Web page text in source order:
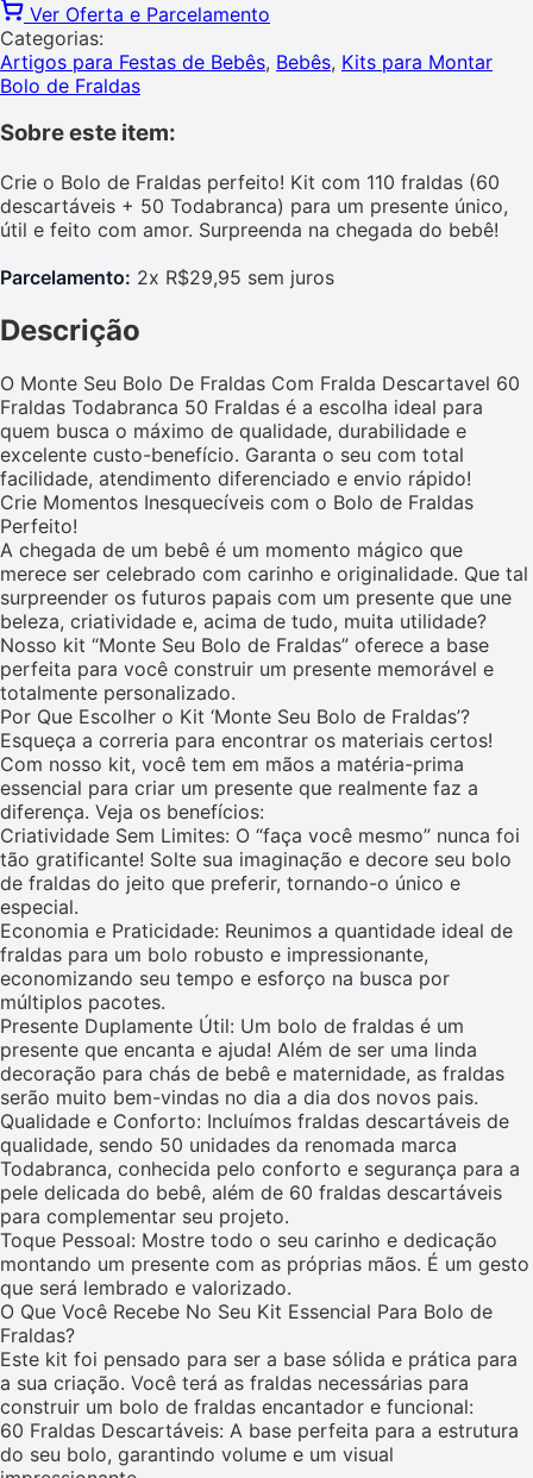
Ver Oferta e Parcelamento
Categorias:
Artigos para Festas de Bebês, Bebês, Kits para Montar
Bolo de Fraldas
Sobre este item:
Crie o Bolo de Fraldas perfeito! Kit com 110 fraldas (60
descartáveis + 50 Todabranca) para um presente único,
útil e feito com amor. Surpreenda na chegada do bebê!
Parcelamento: 2x R$29,95 sem juros
Descrição
O Monte Seu Bolo De Fraldas Com Fralda Descartavel 60
Fraldas Todabranca 50 Fraldas é a escolha ideal para
quem busca o máximo de qualidade, durabilidade e
excelente custo-benefício. Garanta o seu com total
facilidade, atendimento diferenciado e envio rápido!
Crie Momentos Inesquecíveis com o Bolo de Fraldas
Perfeito!
A chegada de um bebê é um momento mágico que
merece ser celebrado com carinho e originalidade. Que tal
surpreender os futuros papais com um presente que une
beleza, criatividade e, acima de tudo, muita utilidade?
Nosso kit “Monte Seu Bolo de Fraldas” oferece a base
perfeita para você construir um presente memorável e
totalmente personalizado.
Por Que Escolher o Kit ‘Monte Seu Bolo de Fraldas’?
Esqueça a correria para encontrar os materiais certos!
Com nosso kit, você tem em mãos a matéria-prima
essencial para criar um presente que realmente faz a
diferença. Veja os benefícios:
Criatividade Sem Limites: O “faça você mesmo” nunca foi
tão gratificante! Solte sua imaginação e decore seu bolo
de fraldas do jeito que preferir, tornando-o único e
especial.
Economia e Praticidade: Reunimos a quantidade ideal de
fraldas para um bolo robusto e impressionante,
economizando seu tempo e esforço na busca por
múltiplos pacotes.
Presente Duplamente Útil: Um bolo de fraldas é um
presente que encanta e ajuda! Além de ser uma linda
decoração para chás de bebê e maternidade, as fraldas
serão muito bem-vindas no dia a dia dos novos pais.
Qualidade e Conforto: Incluímos fraldas descartáveis de
qualidade, sendo 50 unidades da renomada marca
Todabranca, conhecida pelo conforto e segurança para a
pele delicada do bebê, além de 60 fraldas descartáveis
para complementar seu projeto.
Toque Pessoal: Mostre todo o seu carinho e dedicação
montando um presente com as próprias mãos. É um gesto
que será lembrado e valorizado.
O Que Você Recebe No Seu Kit Essencial Para Bolo de
Fraldas?
Este kit foi pensado para ser a base sólida e prática para
a sua criação. Você terá as fraldas necessárias para
construir um bolo de fraldas encantador e funcional:
60 Fraldas Descartáveis: A base perfeita para a estrutura
do seu bolo, garantindo volume e um visual